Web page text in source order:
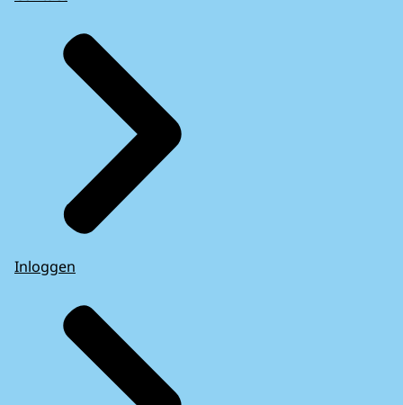
Inloggen